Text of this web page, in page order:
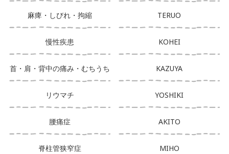
麻痺・しびれ・拘縮
慢性疾患
首・肩・背中の痛み・むちうち
リウマチ
腰痛症
脊柱管狭窄症
TERUO
KOHEI
KAZUYA
YOSHIKI
AKITO
MIHO